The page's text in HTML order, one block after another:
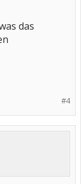
das
#4